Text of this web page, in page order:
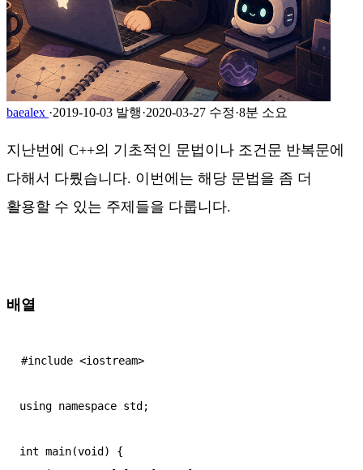
baealex ·2019-10-03 발행·2020-03-27 수정·8분 소요
지난번에 C++의 기초적인 문법이나 조건문 반복문에
다해서 다뤘습니다. 이번에는 해당 문법을 좀 더
활용할 수 있는 주제들을 다룹니다.
배열
#include <iostream>
using namespace std;
int main(void) {